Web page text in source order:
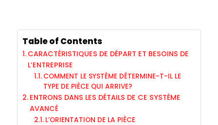
Table of Contents
CARACTÉRISTIQUES DE DÉPART ET BESOINS DE
L’ENTREPRISE
COMMENT LE SYSTÈME DÉTERMINE-T-IL LE
TYPE DE PIÈCE QUI ARRIVE?
ENTRONS DANS LES DÉTAILS DE CE SYSTÈME
AVANCÉ
L’ORIENTATION DE LA PIÈCE